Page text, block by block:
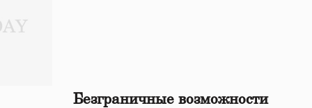
Безграничные возможности